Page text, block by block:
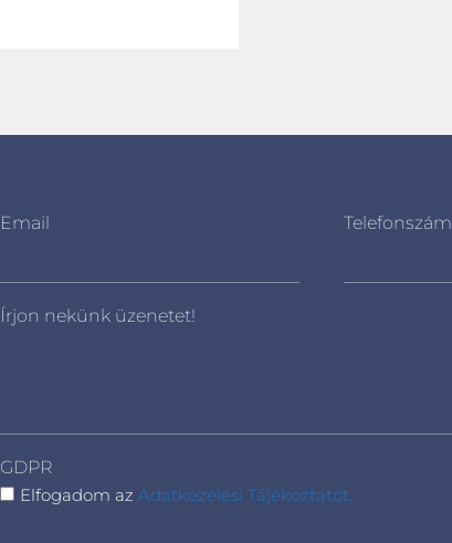
Email Telefonszám
Írjon nekünk üzenetet!
GDPR
Elfogadom az Adatkezelési Tájékoztatót.